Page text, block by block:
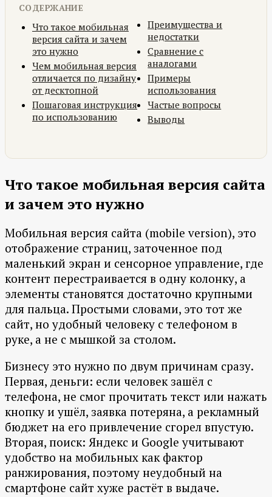
СОДЕРЖАНИЕ
Что такое мобильная
версия сайта и зачем
это нужно
Чем мобильная версия
отличается по дизайну
от десктопной
Пошаговая инструкция
по использованию
Преимущества и
недостатки
Сравнение с
аналогами
Примеры
использования
Частые вопросы
Выводы
Что такое мобильная версия сайта
и зачем это нужно
Мобильная версия сайта (mobile version), это
отображение страниц, заточенное под
маленький экран и сенсорное управление, где
контент перестраивается в одну колонку, а
элементы становятся достаточно крупными
для пальца. Простыми словами, это тот же
сайт, но удобный человеку с телефоном в
руке, а не с мышкой за столом.
Бизнесу это нужно по двум причинам сразу.
Первая, деньги: если человек зашёл с
телефона, не смог прочитать текст или нажать
кнопку и ушёл, заявка потеряна, а рекламный
бюджет на его привлечение сгорел впустую.
Вторая, поиск: Яндекс и Google учитывают
удобство на мобильных как фактор
ранжирования, поэтому неудобный на
смартфоне сайт хуже растёт в выдаче.